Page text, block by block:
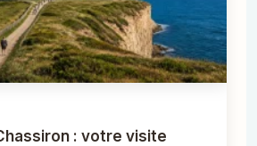
: votre visite